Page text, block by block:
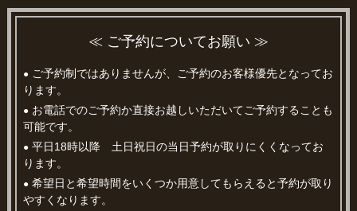
≪ ご予約についてお願い ≫
● ご予約制ではありませんが、ご予約のお客様優先となってお
ります。
● お電話でのご予約か直接お越しいただいてご予約することも
可能です。
● 平日18時以降 土日祝日の当日予約が取りにくくなってお
ります。
● 希望日と希望時間をいくつか用意してもらえると予約が取り
やすくなります。